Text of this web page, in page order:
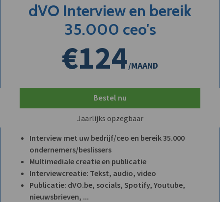
dVO Interview en bereik
35.000 ceo's
€124/MAAND
Bestel nu
Jaarlijks opzegbaar
Interview met uw bedrijf/ceo en bereik 35.000
ondernemers/beslissers
Multimediale creatie en publicatie
Interviewcreatie: Tekst, audio, video
Publicatie: dVO.be, socials, Spotify, Youtube,
nieuwsbrieven, ...